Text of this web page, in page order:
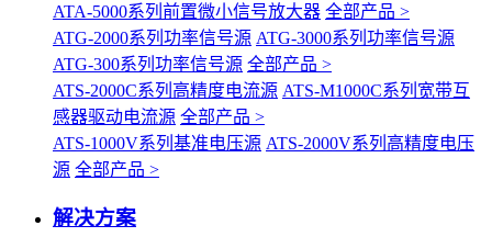
ATA-5000系列前置微小信号放大器 全部产品 >
ATG-2000系列功率信号源 ATG-3000系列功率信号源
ATG-300系列功率信号源 全部产品 >
ATS-2000C系列高精度电流源 ATS-M1000C系列宽带互
感器驱动电流源 全部产品 >
ATS-1000V系列基准电压源 ATS-2000V系列高精度电压
源 全部产品 >
解决方案